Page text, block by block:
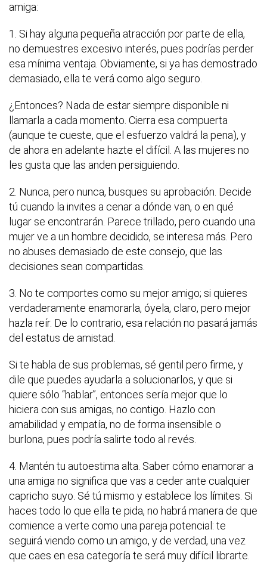
amiga:
1. Si hay alguna pequeña atracción por parte de ella,
no demuestres excesivo interés, pues podrías perder
esa mínima ventaja. Obviamente, si ya has demostrado
demasiado, ella te verá como algo seguro.
¿Entonces? Nada de estar siempre disponible ni
llamarla a cada momento. Cierra esa compuerta
(aunque te cueste, que el esfuerzo valdrá la pena), y
de ahora en adelante hazte el difícil. A las mujeres no
les gusta que las anden persiguiendo.
2. Nunca, pero nunca, busques su aprobación. Decide
tú cuando la invites a cenar a dónde van, o en qué
lugar se encontrarán. Parece trillado, pero cuando una
mujer ve a un hombre decidido, se interesa más. Pero
no abuses demasiado de este consejo, que las
decisiones sean compartidas.
3. No te comportes como su mejor amigo; si quieres
verdaderamente enamorarla, óyela, claro, pero mejor
hazla reír. De lo contrario, esa relación no pasará jamás
del estatus de amistad.
Si te habla de sus problemas, sé gentil pero firme, y
dile que puedes ayudarla a solucionarlos, y que si
quiere sólo “hablar”, entonces sería mejor que lo
hiciera con sus amigas, no contigo. Hazlo con
amabilidad y empatía, no de forma insensible o
burlona, pues podría salirte todo al revés.
4. Mantén tu autoestima alta. Saber cómo enamorar a
una amiga no significa que vas a ceder ante cualquier
capricho suyo. Sé tú mismo y establece los límites. Si
haces todo lo que ella te pida, no habrá manera de que
comience a verte como una pareja potencial: te
seguirá viendo como un amigo, y de verdad, una vez
que caes en esa categoría te será muy difícil librarte.